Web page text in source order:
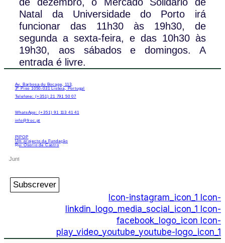
Natal da Universidade do Porto irá
funcionar das 11h30 às 19h30, de
segunda a sexta-feira, e das 10h30 às
19h30, aos sábados e domingos. A
entrada é livre.
Av. Barbosa du Bocage, 113,
3º Piso 1050-031 Lisboa, Portugal
Telefone: (+351) 21 791 50 07
WhatsApp: (+351) 91 113 41 41
info@froc.pt
PIPOP
Um projecto da Fundação
Rui Osório de Castro
Subscrever
Icon-instagram_icon_1
Icon-
linkdin_logo_media_social_icon_1
Icon-
facebook_logo_icon Icon-
play_video_youtube_youtube-logo_icon_1